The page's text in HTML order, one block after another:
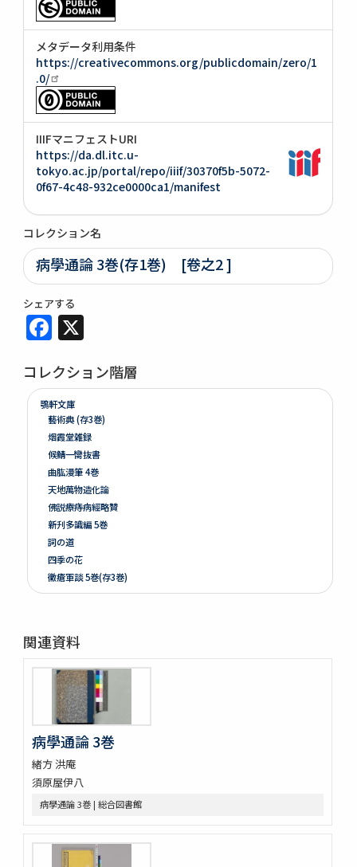
メタデータ利用条件
https://creativecommons.org/publicdomain/zero/1
.0/
IIIFマニフェストURI
https://da.dl.itc.u-
tokyo.ac.jp/portal/repo/iiif/30370f5b-5072-
0f67-4c48-932ce0000ca1/manifest
コレクション名
病學通論 3巻(存1巻) [卷之2 ]
シェアする
Facebook
コレクション階層
鶚軒文庫
藝術典 (存3巻)
烟霞堂雑録
候鯖一臠抜書
曲肱漫筆 4巻
天地萬物造化論
佛説療痔病經略贊
新刋多識編 5巻
詞の道
四季の花
黴瘡軍談 5巻(存3巻)
煮藥漫抄 2巻
北女閭起原 3巻
さんてう記ときのたいこ
さんてう記ときのたいこ
疱瘡絵
繪本子供あそひ
映間紀聞
有馬山温泉由来 . 下野國安蘇郡赤岩庚申山記
伊香保志
野州鹽原温泉真圖
下野國塩谷郡塩原温泉之圖
新吉原三芝居附長吏根元由緒書
江戸三芝居并新吉原由緒書
周憲王救荒本草 14巻
関連資料
病學通論 3巻
緒方 洪庵
須原屋伊八
病學通論 3巻 | 総合図書館